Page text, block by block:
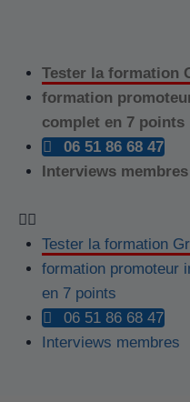
Tester la formation
formation
complet en 7 points
06 51 86 68 47
Interviews membres
Tester la formation
formation promoteur
en 7 points
06 51 86 68 47
Interviews membres